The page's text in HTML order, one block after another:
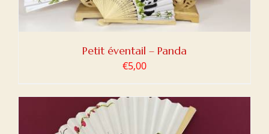
Petit éventail – Panda
€5,00